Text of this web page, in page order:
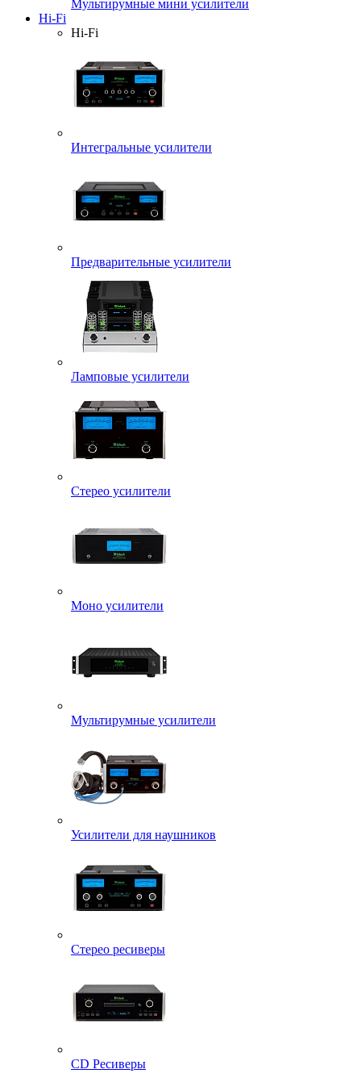
Мультирумные мини усилители
Hi-Fi
Hi-Fi
Интегральные усилители
Предварительные усилители
Ламповые усилители
Стерео усилители
Моно усилители
Мультирумные усилители
Усилители для наушников
Стерео ресиверы
CD Ресиверы